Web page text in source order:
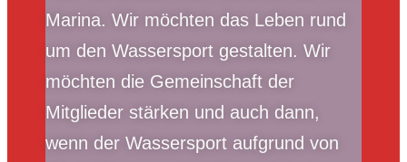
Marina. Wir möchten das Leben rund
um den Wassersport gestalten. Wir
möchten die Gemeinschaft der
Mitglieder stärken und auch dann,
wenn der Wassersport aufgrund von